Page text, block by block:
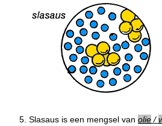
5. Slasaus is een mengsel van olie/